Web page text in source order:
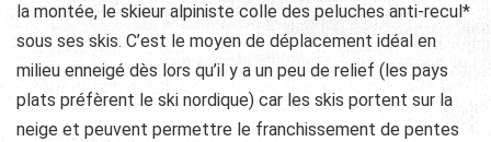
la montée, le skieur alpiniste colle des peluches anti-recul*
sous ses skis. C’est le moyen de déplacement idéal en
milieu enneigé dès lors qu’il y a un peu de relief (les pays
plats préfèrent le ski nordique) car les skis portent sur la
neige et peuvent permettre le franchissement de pentes